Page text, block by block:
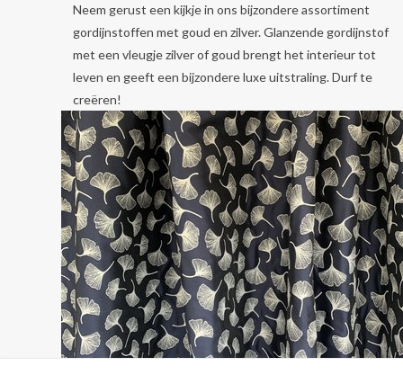
Neem gerust een kijkje in ons bijzondere assortiment
gordijnstoffen met goud en zilver. Glanzende gordijnstof
met een vleugje zilver of goud brengt het interieur tot
leven en geeft een bijzondere luxe uitstraling. Durf te
creëren!